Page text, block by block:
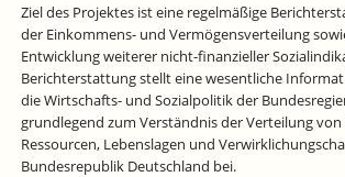
Ziel des Projektes ist eine regelmäßige
der Einkommens- und Vermögensverteilung
Entwicklung weiterer nicht-finanzieller
Berichterstattung stellt eine wesentliche
die Wirtschafts- und Sozialpolitik der
grundlegend zum Verständnis der Verteilung
Ressourcen, Lebenslagen und
Bundesrepublik Deutschland bei.